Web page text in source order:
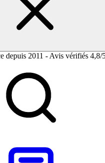
depuis 2011 - Avis vérifiés 4,8/